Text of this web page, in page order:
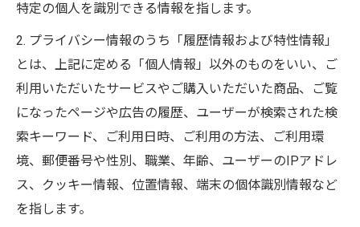
特定の個人を識別できる情報を指します。
2. プライバシー情報のうち「履歴情報および特性情報」
とは、上記に定める「個人情報」以外のものをいい、ご
利用いただいたサービスやご購入いただいた商品、ご覧
になったページや広告の履歴、ユーザーが検索された検
索キーワード、ご利用日時、ご利用の方法、ご利用環
境、郵便番号や性別、職業、年齢、ユーザーのIPアドレ
ス、クッキー情報、位置情報、端末の個体識別情報など
を指します。